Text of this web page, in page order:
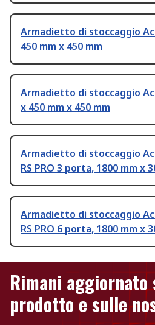
Armadietto di stoccaggio
450 mm x 450 mm
Armadietto di stoccaggio
x 450 mm x 450 mm
Armadietto di stoccaggio
RS PRO 3 porta, 1800 mm x
Armadietto di stoccaggio
RS PRO 6 porta, 1800 mm x
Rimani
prodotto e sulle